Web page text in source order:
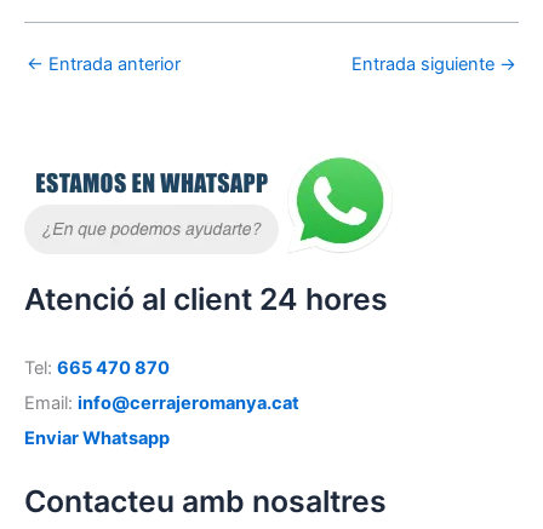
← Entrada anterior Entrada siguiente →
Atenció al client 24 hores
Tel: 665 470 870
Email: info@cerrajeromanya.cat
Enviar Whatsapp
Contacteu amb nosaltres